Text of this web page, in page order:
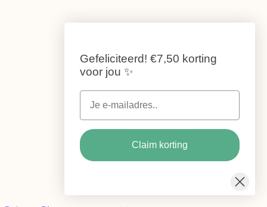
Gefeliciteerd! €7,50 korting
voor jou ✨
Claim korting